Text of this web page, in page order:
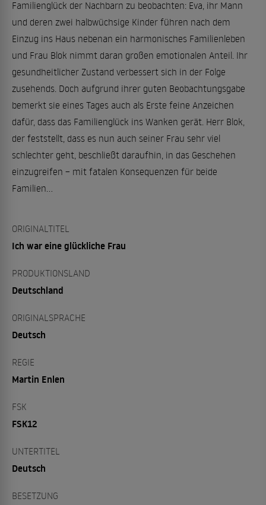
Familienglück der Nachbarn zu beobachten: Eva, ihr Mann
und deren zwei halbwüchsige Kinder führen nach dem
Einzug ins Haus nebenan ein harmonisches Familienleben
und Frau Blok nimmt daran großen emotionalen Anteil. Ihr
gesundheitlicher Zustand verbessert sich in der Folge
zusehends. Doch aufgrund ihrer guten Beobachtungsgabe
bemerkt sie eines Tages auch als Erste feine Anzeichen
dafür, dass das Familienglück ins Wanken gerät. Herr Blok,
der feststellt, dass es nun auch seiner Frau sehr viel
schlechter geht, beschließt daraufhin, in das Geschehen
einzugreifen – mit fatalen Konsequenzen für beide
Familien…
ORIGINALTITEL
Ich war eine glückliche Frau
PRODUKTIONSLAND
Deutschland
ORIGINALSPRACHE
Deutsch
REGIE
Martin Enlen
FSK
FSK12
UNTERTITEL
Deutsch
BESETZUNG